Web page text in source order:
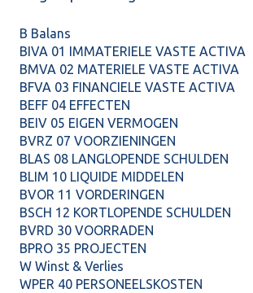
B Balans
BIVA 01 IMMATERIELE VASTE ACTIVA
BMVA 02 MATERIELE VASTE ACTIVA
BFVA 03 FINANCIELE VASTE ACTIVA
BEFF 04 EFFECTEN
BEIV 05 EIGEN VERMOGEN
BVRZ 07 VOORZIENINGEN
BLAS 08 LANGLOPENDE SCHULDEN
BLIM 10 LIQUIDE MIDDELEN
BVOR 11 VORDERINGEN
BSCH 12 KORTLOPENDE SCHULDEN
BVRD 30 VOORRADEN
BPRO 35 PROJECTEN
W Winst & Verlies
WPER 40 PERSONEELSKOSTEN